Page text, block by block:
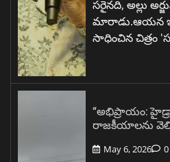
సరైనది, అల్లు
మారాడు.ఆయన
సాధించిన చిత్రం
“అభిప్రాయం:
రాజకీయాలను
May 6, 2026 0